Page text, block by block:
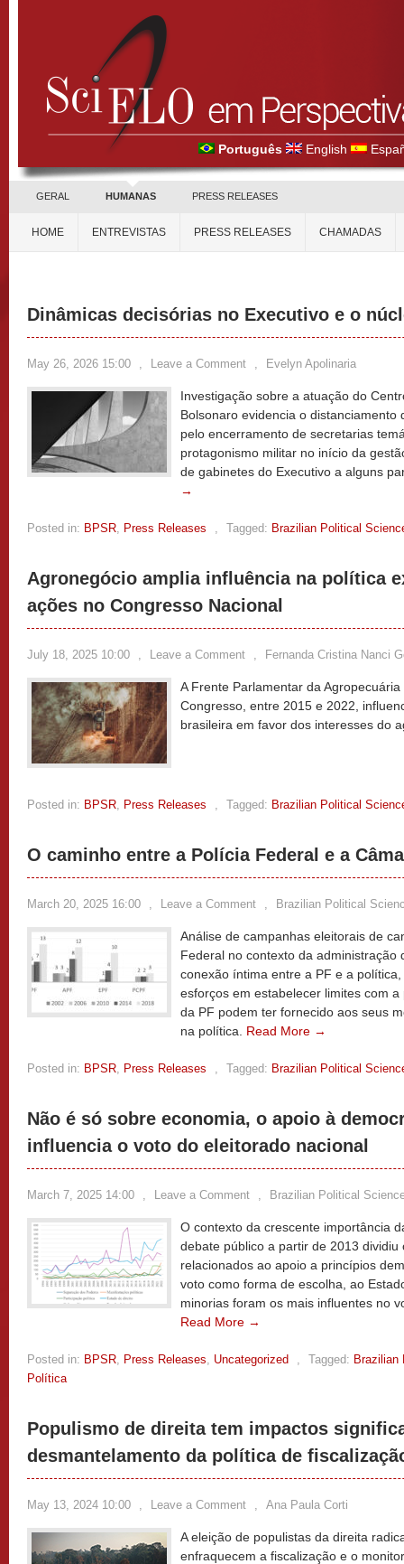
Português English
GERAL HUMANAS PRESS RELEASES
HOME ENTREVISTAS PRESS RELEASES CHAMADAS
Dinâmicas decisórias no Executivo e o
May 26, 2026 15:00 , Leave a Comment , Evelyn Apolinaria
Investigação sobre a atuação do
Bolsonaro evidencia o
pelo encerramento de secretarias
protagonismo militar no início da
de gabinetes do Executivo a alguns
→
Posted in: BPSR, Press Releases , Tagged: Brazilian Political
Agronegócio amplia influência na política
ações no Congresso Nacional
July 18, 2025 10:00 , Leave a Comment , Fernanda Cristina Nanci
A Frente Parlamentar da
Congresso, entre 2015 e 2022,
brasileira em favor dos interesses do
Posted in: BPSR, Press Releases , Tagged: Brazilian Political
O caminho entre a Polícia Federal e a
March 20, 2025 16:00 , Leave a Comment , Brazilian Political
Análise de campanhas eleitorais de
Federal no contexto da administração
conexão íntima entre a PF e a
esforços em estabelecer limites com
da PF podem ter fornecido aos seus
na política. Read More →
Posted in: BPSR, Press Releases , Tagged: Brazilian Political
Não é só sobre economia, o apoio à
influencia o voto do eleitorado nacional
March 7, 2025 14:00 , Leave a Comment , Brazilian Political
O contexto da crescente importância
debate público a partir de 2013
relacionados ao apoio a princípios
voto como forma de escolha, ao
minorias foram os mais influentes no
Read More →
Posted in: BPSR, Press Releases, Uncategorized , Tagged: Brazilian
Política
Populismo de direita tem impactos
desmantelamento da política de
May 13, 2024 10:00 , Leave a Comment , Ana Paula Corti
A eleição de populistas da direita
enfraquecem a fiscalização e o